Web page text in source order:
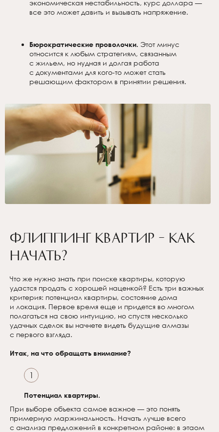
экономическая нестабильность, курс доллара —
все это может давить и вызывать напряжение.
Бюрократические проволочки. Этот минус
относится к любым стратегиям, связанным
с жильем, но нудная и долгая работа
с документами для кого-то может стать
решающим фактором в принятии решения.
Флиппинг квартир – как
начать?
Что же нужно знать при поиске квартиры, которую
удастся продать с хорошей наценкой? Есть три важных
критерия: потенциал квартиры, состояние дома
и локация. Первое время еще и придется во многом
полагаться на свою интуицию, но спустя несколько
удачных сделок вы начнете видеть будущие алмазы
с первого взгляда.
Итак, на что обращать внимание?
Потенциал квартиры.
1
При выборе объекта самое важное — это понять
примерную маржинальность. Начать лучше всего
с анализа предложений в конкретном районе: в этaом